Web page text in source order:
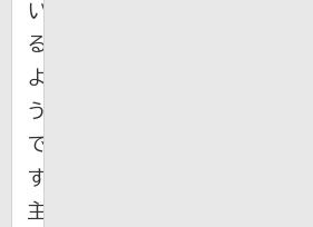
い
る
よ
う
で
す。
主